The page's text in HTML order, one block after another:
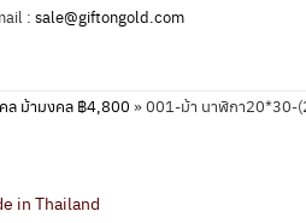
: sale@giftongold.com
ล ม้ามงคล ฿4,800 »001-ม้า นาฬิกา20*30-
in Thailand